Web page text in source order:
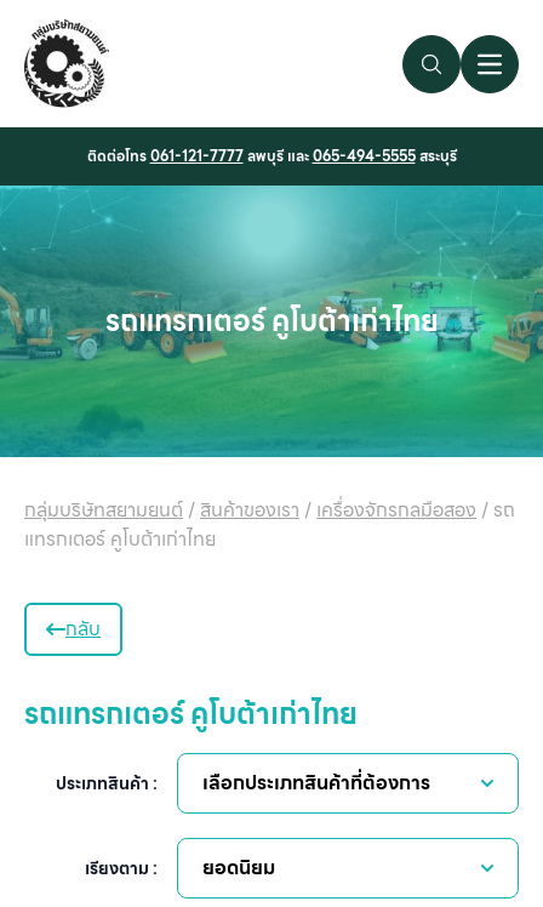
Search Link
Open
ติดต่อโทร061-121-7777ลพบุรี และ065-494-5555สระบุรี
รถแทรกเตอร์ คูโบต้าเก่าไทย
กลุ่มบริษัทสยามยนต์ /สินค้าของเรา /เครื่องจักรกลมือสอง / รถ
แทรกเตอร์ คูโบต้าเก่าไทย
กลับ
รถแทรกเตอร์ คูโบต้าเก่าไทย
ประเภทสินค้า : เลือกประเภทสินค้าที่ต้องการ
เรียงตาม : ยอดนิยม